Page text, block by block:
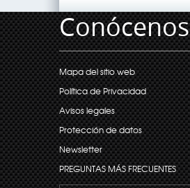
Conócenos
Mapa del sitio web
Política de Privacidad
Avisos legales
Protección de datos
Newsletter
PREGUNTAS MÁS FRECUENTES